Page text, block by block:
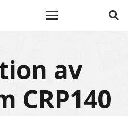
av
CRP140